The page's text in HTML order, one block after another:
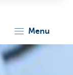
menu